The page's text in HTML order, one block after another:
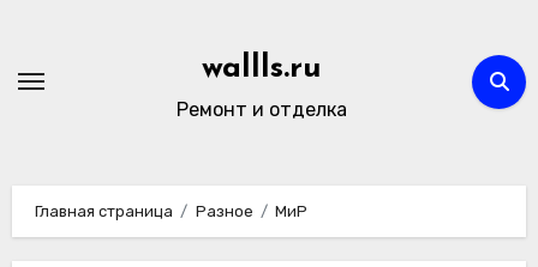
содержимому
wallls.ru
Ремонт и отделка
Главная страница Разное МиР